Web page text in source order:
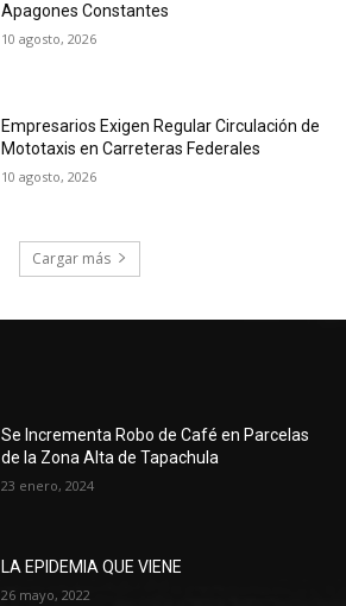
Apagones Constantes
10 agosto, 2026
Empresarios Exigen Regular Circulación de
Mototaxis en Carreteras Federales
10 agosto, 2026
Cargar más
Se Incrementa Robo de Café en Parcelas
de la Zona Alta de Tapachula
23 enero, 2024
LA EPIDEMIA QUE VIENE
26 mayo, 2022